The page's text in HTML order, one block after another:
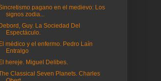
pagano en el medievo: Los
signos zodia...
Debord, Guy. La Sociedad Del
Espectáculo.
El médico y el enfermo. Pedro Laín
Entralgo
El hereje. Miguel Delibes.
Classical Seven Planets. Charles